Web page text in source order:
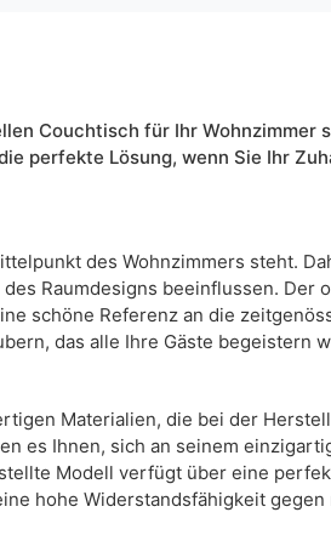
wotan eiche
5 Werktage
sind Maßabweichungen
Couchtisch für Ihr Wohnzimmer
perfekte Lösung, wenn Sie Ihr
des Wohnzimmers steht.
Raumdesigns beeinflussen. Der
schöne Referenz an die
das alle Ihre Gäste begeistern
Materialien, die bei der
es Ihnen, sich an seinem
Modell verfügt über eine
hohe Widerstandsfähigkeit gegen